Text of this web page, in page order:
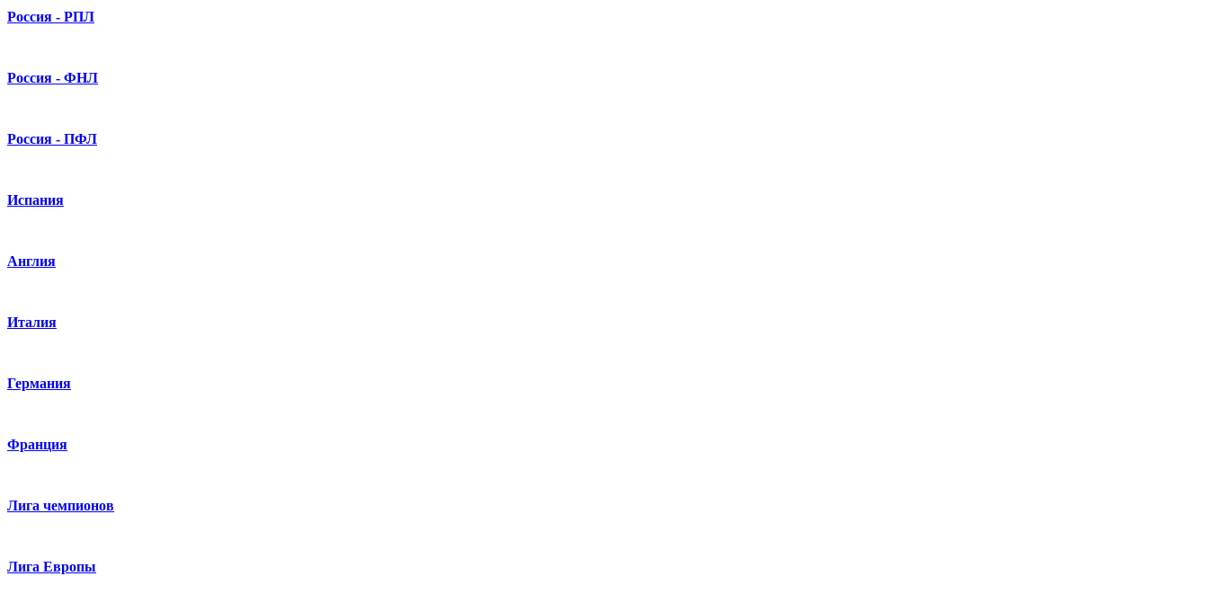
Россия - РПЛ
Россия - ФНЛ
Россия - ПФЛ
Испания
Англия
Италия
Германия
Франция
Лига чемпионов
Лига Европы